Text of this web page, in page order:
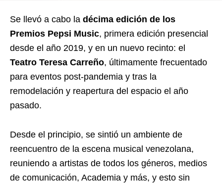
Se llevó a cabo la décima edición de los
Premios Pepsi Music, primera edición presencial
desde el año 2019, y en un nuevo recinto: el
Teatro Teresa Carreño, últimamente frecuentado
para eventos post-pandemia y tras la
remodelación y reapertura del espacio el año
pasado.
Desde el principio, se sintió un ambiente de
reencuentro de la escena musical venezolana,
reuniendo a artistas de todos los géneros, medios
de comunicación, Academia y más, y esto sin